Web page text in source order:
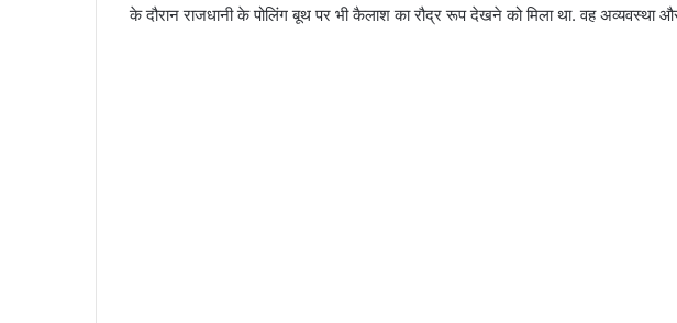
के दौरान राजधानी के पोलिंग बूथ पर भी कैलाश का रौद्र रूप देखने को मिला था. वह अव्यवस्था